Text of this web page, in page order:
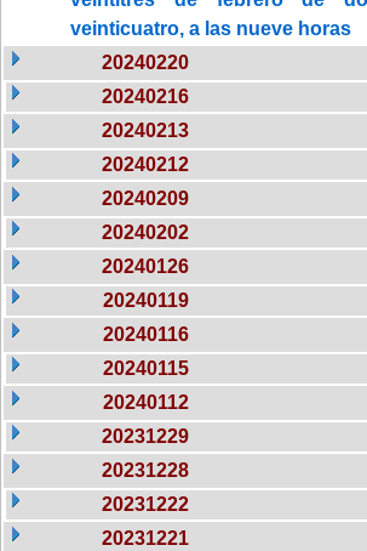
veinticuatro, a las nueve horas
20240220
20240216
20240213
20240212
20240209
20240202
20240126
20240119
20240116
20240115
20240112
20231229
20231228
20231222
20231221